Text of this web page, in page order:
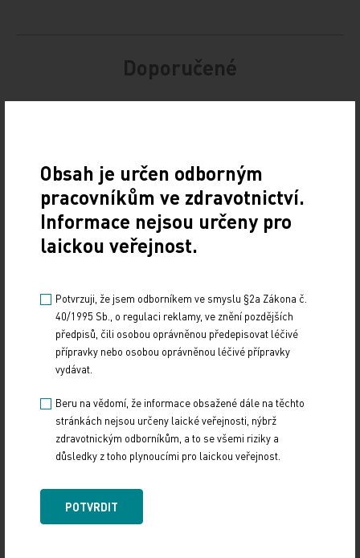
Doporučené
19. světový kongres Controversies in Neurology
19. světový kongres Controversies in Neurology (CONy)
se bude konat v termínu 20.–22. března 2025 v Praze.
Vystavování ePoukazů
Dnešní Poradna přináší přehled o tom, jak funguje
ePoukaz, kde ho lze uplatnit a jaké možnosti má lékař
při jeho předání pacientovi. Představí mimo…
NUDZ nabízí kurs pro rodiče dětí s úzkostí
13. 12. 2024
Národní ústav duševního zdraví (NUDZ) připravil kurs
pro rodiče dětí s úzkostmi. Účast nabízí zdarma ve 14
městech České republiky v rámci testovací…
Vláda schválila Národní kardiovaskulární plán
Obsah je určen odborným
pracovníkům ve zdravotnictví.
Informace nejsou určeny pro
laickou veřejnost.
Potvrzuji, že jsem odborníkem ve smyslu §2a Zákona č.
40/1995 Sb., o regulaci reklamy, ve znění pozdějších
předpisů, čili osobou oprávněnou předepisovat léčivé
přípravky nebo osobou oprávněnou léčivé přípravky
vydávat.
Beru na vědomí, že informace obsažené dále na těchto
stránkách nejsou určeny laické veřejnosti, nýbrž
zdravotnickým odborníkům, a to se všemi riziky a
důsledky z toho plynoucími pro laickou veřejnost.
POTVRDIT